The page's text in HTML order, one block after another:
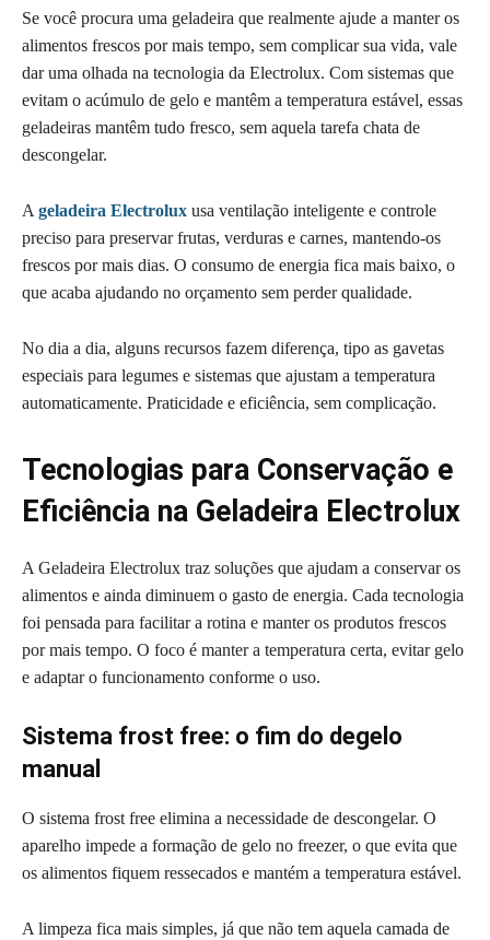
Se você procura uma geladeira que realmente ajude a manter os
alimentos frescos por mais tempo, sem complicar sua vida, vale
dar uma olhada na tecnologia da Electrolux. Com sistemas que
evitam o acúmulo de gelo e mantêm a temperatura estável, essas
geladeiras mantêm tudo fresco, sem aquela tarefa chata de
descongelar.
A geladeira Electrolux usa ventilação inteligente e controle
preciso para preservar frutas, verduras e carnes, mantendo-os
frescos por mais dias. O consumo de energia fica mais baixo, o
que acaba ajudando no orçamento sem perder qualidade.
No dia a dia, alguns recursos fazem diferença, tipo as gavetas
especiais para legumes e sistemas que ajustam a temperatura
automaticamente. Praticidade e eficiência, sem complicação.
Tecnologias para Conservação e
Eficiência na Geladeira Electrolux
A Geladeira Electrolux traz soluções que ajudam a conservar os
alimentos e ainda diminuem o gasto de energia. Cada tecnologia
foi pensada para facilitar a rotina e manter os produtos frescos
por mais tempo. O foco é manter a temperatura certa, evitar gelo
e adaptar o funcionamento conforme o uso.
Sistema frost free: o fim do degelo
manual
O sistema frost free elimina a necessidade de descongelar. O
aparelho impede a formação de gelo no freezer, o que evita que
os alimentos fiquem ressecados e mantém a temperatura estável.
A limpeza fica mais simples, já que não tem aquela camada de